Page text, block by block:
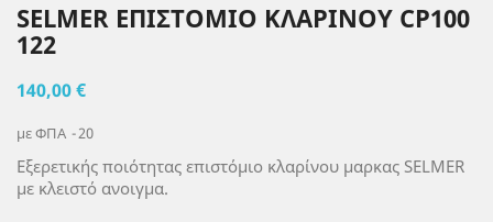
SELMER ΕΠΙΣΤΟΜΙΟ ΚΛΑΡΙΝΟΥ CP100
122
140,00 €
με ΦΠΑ 20
Εξερετικής ποιότητας επιστόμιο κλαρίνου μαρκας SELMER
με κλειστό ανοιγμα.